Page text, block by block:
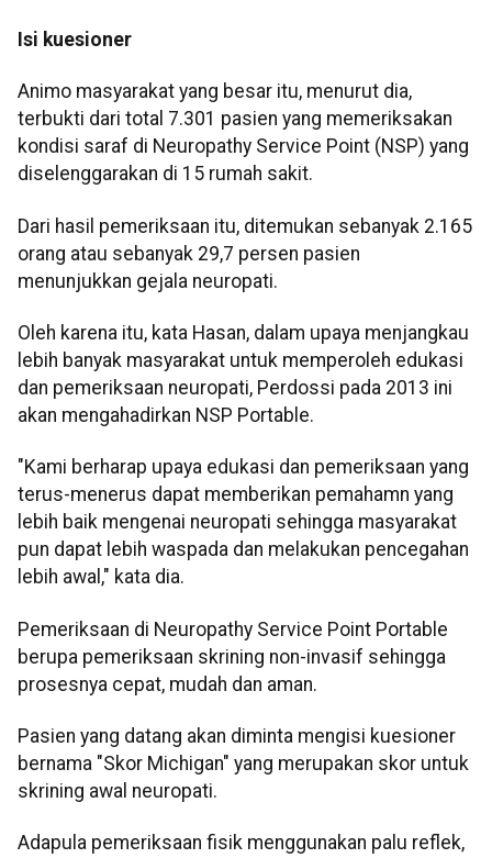
Isi kuesioner
Animo masyarakat yang besar itu, menurut dia,
terbukti dari total 7.301 pasien yang memeriksakan
kondisi saraf di Neuropathy Service Point (NSP) yang
diselenggarakan di 15 rumah sakit.
Dari hasil pemeriksaan itu, ditemukan sebanyak 2.165
orang atau sebanyak 29,7 persen pasien
menunjukkan gejala neuropati.
Oleh karena itu, kata Hasan, dalam upaya menjangkau
lebih banyak masyarakat untuk memperoleh edukasi
dan pemeriksaan neuropati, Perdossi pada 2013 ini
akan mengahadirkan NSP Portable.
"Kami berharap upaya edukasi dan pemeriksaan yang
terus-menerus dapat memberikan pemahamn yang
lebih baik mengenai neuropati sehingga masyarakat
pun dapat lebih waspada dan melakukan pencegahan
lebih awal," kata dia.
Pemeriksaan di Neuropathy Service Point Portable
berupa pemeriksaan skrining non-invasif sehingga
prosesnya cepat, mudah dan aman.
Pasien yang datang akan diminta mengisi kuesioner
bernama "Skor Michigan" yang merupakan skor untuk
skrining awal neuropati.
Adapula pemeriksaan fisik menggunakan palu reflek,